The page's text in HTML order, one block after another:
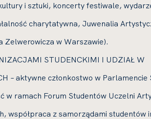
i sztuki, koncerty festiwale,
charytatywna, Juwenalia
Zelwerowicza w Warszawie).
STUDENCKIMI I UDZIAŁ W
– aktywne członkostwo w Parlamencie
w ramach Forum Studentów Uczelni
współpraca z samorządami studentów